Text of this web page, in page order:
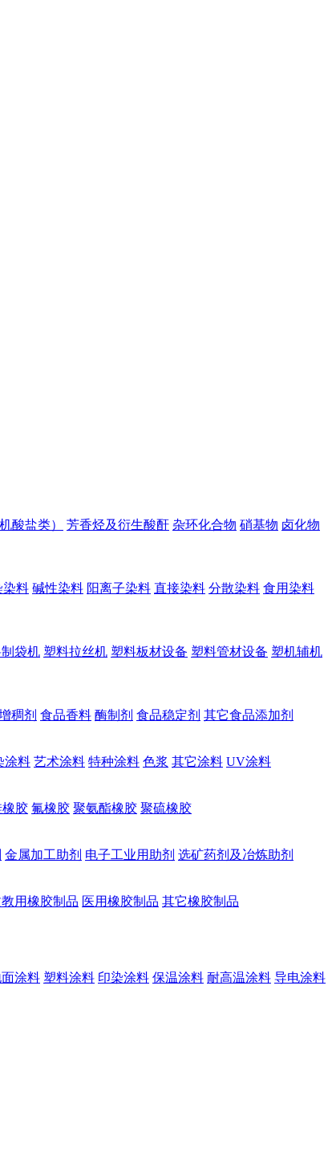
酸盐类） 芳香烃及衍生酸酐 杂环化合物 硝基物 卤化物
染料 碱性染料 阳离子染料 直接染料 分散染料 食用染料
袋机 塑料拉丝机 塑料板材设备 塑料管材设备 塑机辅机
稠剂 食品香料 酶制剂 食品稳定剂 其它食品添加剂
涂料 艺术涂料 特种涂料 色浆 其它涂料 UV涂料
橡胶 氟橡胶 聚氨酯橡胶 聚硫橡胶
金属加工助剂 电子工业用助剂 选矿药剂及冶炼助剂
用橡胶制品 医用橡胶制品 其它橡胶制品
涂料 塑料涂料 印染涂料 保温涂料 耐高温涂料 导电涂料